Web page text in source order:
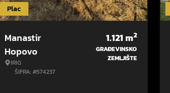
Plac
Manastir
Hopovo
IRIG
ŠIFRA: #574237
1.121m2
GRAĐEVINSKO
ZEMLJIŠTE